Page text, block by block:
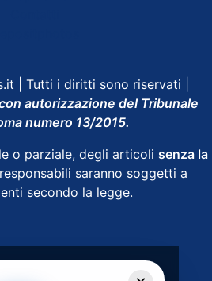
| Tutti i diritti sono riservati |
autorizzazione del Tribunale
numero 13/2015.
o parziale, degli articoli senza la
saranno soggetti a
secondo la legge.